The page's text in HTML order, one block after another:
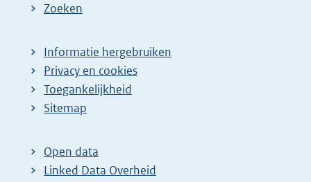
Zoeken
Informatie hergebruiken
Privacy en cookies
Toegankelijkheid
Sitemap
Open data
Linked Data Overheid